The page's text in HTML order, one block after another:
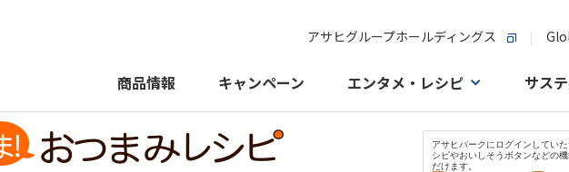
アサヒグループホールディングス
商品情報 キャンペーン エンタメ・レシピ サス
アサヒパークにログインしてい
シピやおいしそうボタンなどの
だけます。